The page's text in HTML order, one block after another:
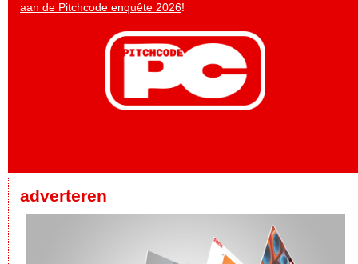
aan de Pitchcode enquête 2026!
adverteren